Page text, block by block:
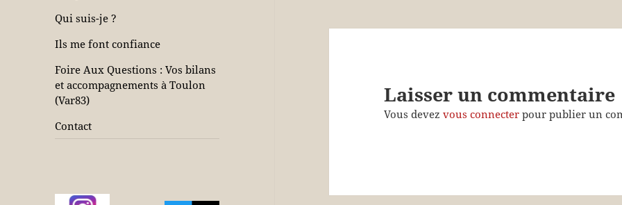
Qui suis-je ?
Ils me font confiance
Foire Aux Questions : Vos bilans
et accompagnements à Toulon
(Var83)
Contact
Laisser un commentaire
Vous devezvous connecter pour publier un